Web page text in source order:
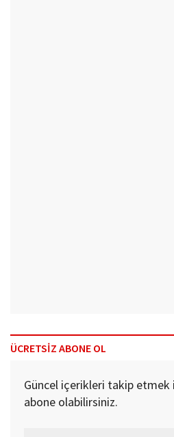
ÜCRETSİZ ABONE OL
Güncel içerikleri takip
abone olabilirsiniz.